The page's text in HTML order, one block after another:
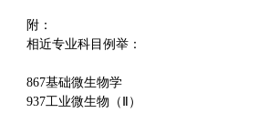
附：
相近专业科目例举：
867基础微生物学
937工业微生物（Ⅱ）